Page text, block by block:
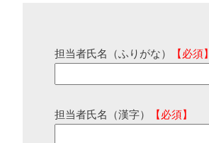
担当者氏名（ふりがな） 【必須】
担当者氏名（漢字） 【必須】